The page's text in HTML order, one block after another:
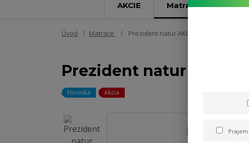
AKCIE Matrace
Úvod Matrace Prezident natur AKCIA 1+1 140x200cm
Prezident natur AKCIA
Novinka Akcia